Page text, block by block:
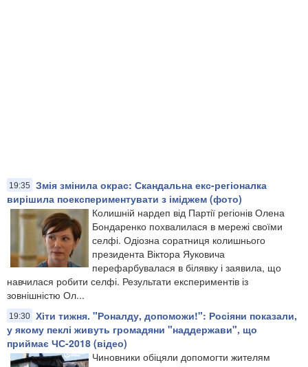
19:35
Змія змінила окрас: Скандальна екс-регіоналка
вирішила поекспериментувати з іміджем (фото)
​Колишній нардеп від Партії регіонів Олена
Бондаренко похвалилася в мережі своїми
селфі. Одіозна соратниця колишнього
президента Віктора Яуковича
перефарбувалася в білявку і заявила, що
навчилася робити селфі. Результати експериментів із
зовнішністю Ол...
19:30 Хіти тижня. "Роналду, допоможи!": Росіяни показали,
у якому пеклі живуть громадяни "наддержави", що
приймає ЧС-2018 (відео)
Чиновники обіцяли допомогти жителям